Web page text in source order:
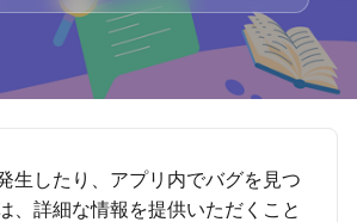
生したり、アプリ内でバグを見つ
、詳細な情報を提供いただくこと